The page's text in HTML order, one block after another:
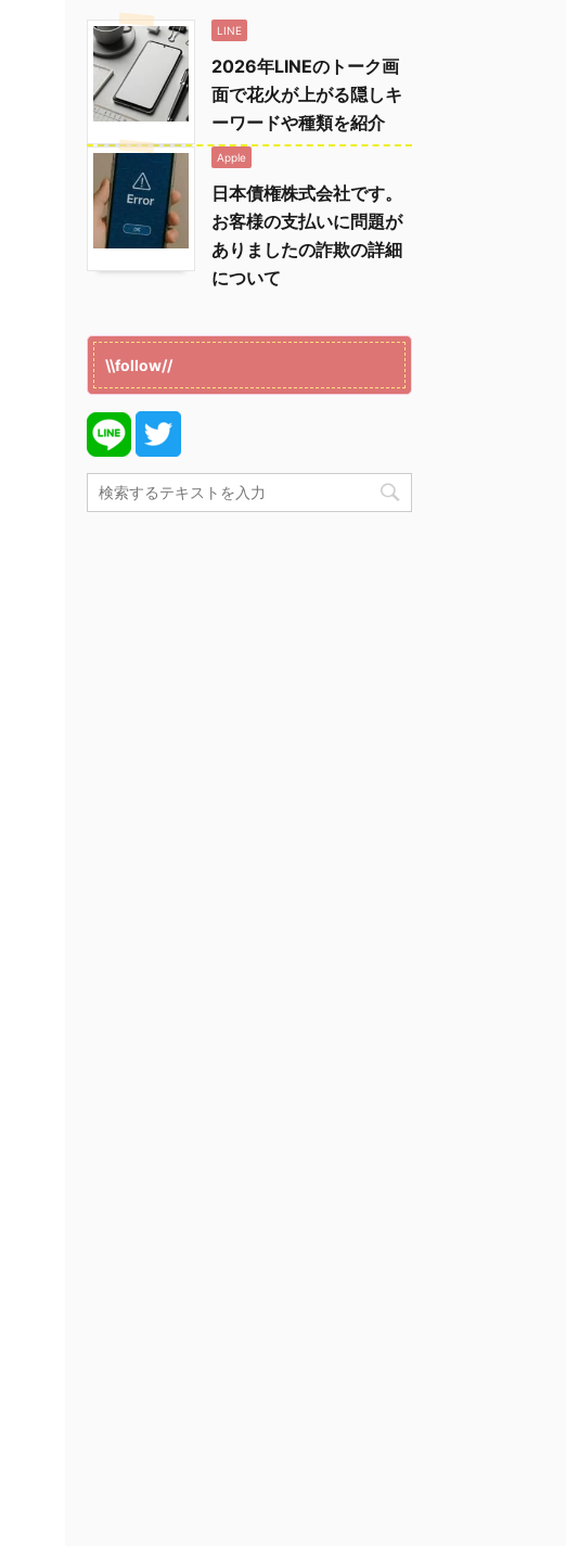
LINE
2026年LINEのトーク画
面で花火が上がる隠しキ
ーワードや種類を紹介
Apple
日本債権株式会社です。
お客様の支払いに問題が
ありましたの詐欺の詳細
について
\\follow//